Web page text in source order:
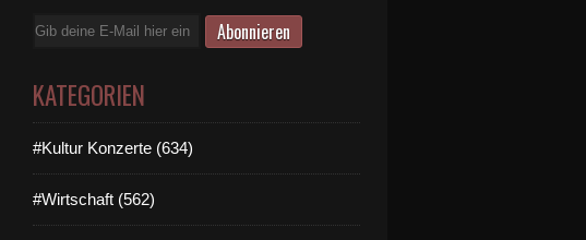
E-
KATEGORIEN
#Kultur Konzerte (634)
#Wirtschaft (562)